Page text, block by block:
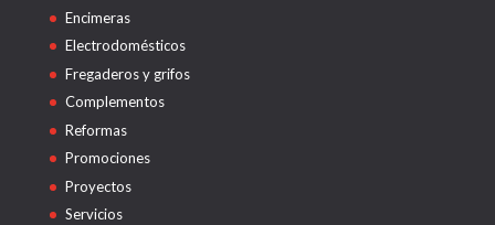
Encimeras
Electrodomésticos
Fregaderos y grifos
Complementos
Reformas
Promociones
Proyectos
Servicios